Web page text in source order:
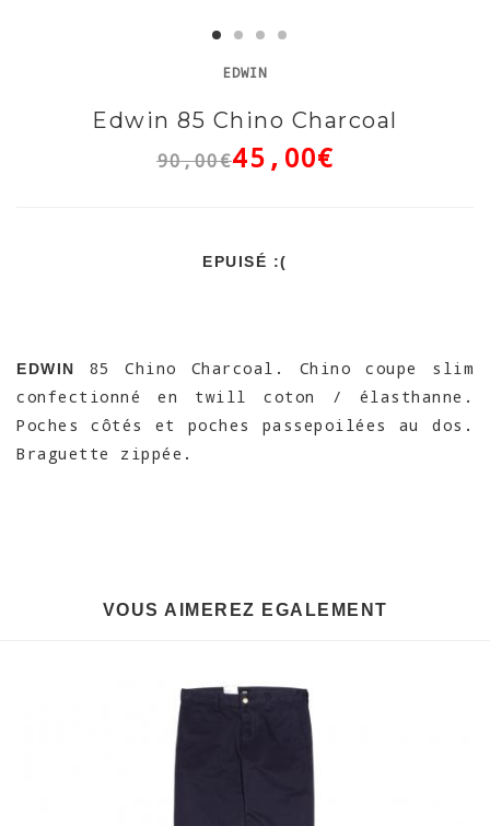
EDWIN
Edwin 85 Chino Charcoal
90,00€45,00€
EPUISÉ :(
EDWIN
85 Chino Charcoal. Chino coupe slim
confectionné en twill coton / élasthanne.
Poches côtés et poches passepoilées au dos.
Braguette zippée.
VOUS AIMEREZ EGALEMENT